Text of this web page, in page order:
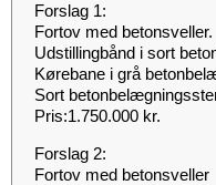
Forslag 1:
Fortov med betonsveller.
Udstillingbånd i sort
Kørebane i grå
Sort
Pris:1.750.000 kr.
Forslag 2:
Fortov med betonsveller